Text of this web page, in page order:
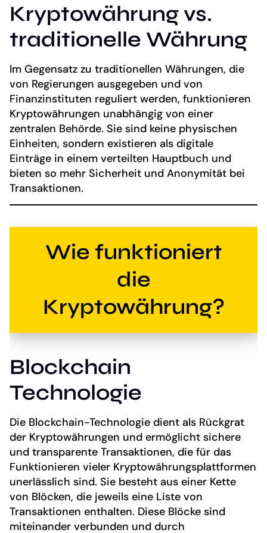
Kryptowährung vs.
traditionelle Währung
Im Gegensatz zu traditionellen Währungen, die
von Regierungen ausgegeben und von
Finanzinstituten reguliert werden, funktionieren
Kryptowährungen unabhängig von einer
zentralen Behörde. Sie sind keine physischen
Einheiten, sondern existieren als digitale
Einträge in einem verteilten Hauptbuch und
bieten so mehr Sicherheit und Anonymität bei
Transaktionen.
Wie funktioniert
die
Kryptowährung?
Blockchain
Technologie
Die Blockchain-Technologie dient als Rückgrat
der Kryptowährungen und ermöglicht sichere
und transparente Transaktionen, die für das
Funktionieren vieler Kryptowährungsplattformen
unerlässlich sind. Sie besteht aus einer Kette
von Blöcken, die jeweils eine Liste von
Transaktionen enthalten. Diese Blöcke sind
miteinander verbunden und durch